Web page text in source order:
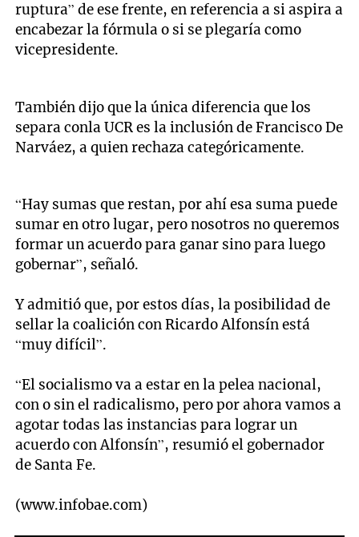
ruptura” de ese frente, en referencia a si aspira a
encabezar la fórmula o si se plegaría como
vicepresidente.
También dijo que la única diferencia que los
separa conla UCR es la inclusión de Francisco De
Narváez, a quien rechaza categóricamente.
“Hay sumas que restan, por ahí esa suma puede
sumar en otro lugar, pero nosotros no queremos
formar un acuerdo para ganar sino para luego
gobernar”, señaló.
Y admitió que, por estos días, la posibilidad de
sellar la coalición con Ricardo Alfonsín está
“muy difícil”.
“El socialismo va a estar en la pelea nacional,
con o sin el radicalismo, pero por ahora vamos a
agotar todas las instancias para lograr un
acuerdo con Alfonsín”, resumió el gobernador
de Santa Fe.
(www.infobae.com)